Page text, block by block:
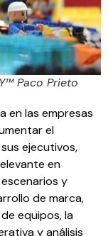
Paco Prieto
en las empresas
el
ejecutivos,
en
y
de marca,
equipos, la
y análisis